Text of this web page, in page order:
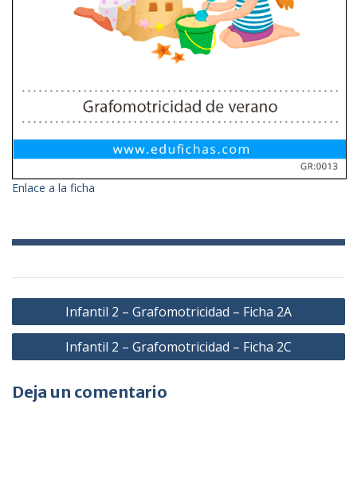
Enlace a la ficha
Navegación
de
entradas
Infantil 2 – Grafomotricidad – Ficha 2A
Infantil 2 – Grafomotricidad – Ficha 2C
Deja un comentario